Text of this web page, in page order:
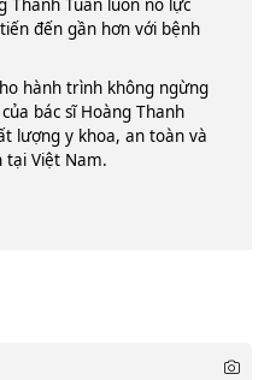
Thanh Tuấn luôn nỗ lực
đến gần hơn với bệnh
hành trình không ngừng
bác sĩ Hoàng Thanh
lượng y khoa, an toàn và
tại Việt Nam.